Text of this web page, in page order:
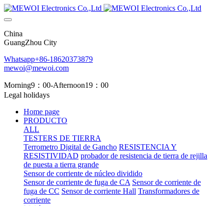
China
GuangZhou City
Whatsapp+86-18620373879
mewoi@mewoi.com
Morning9：00-Afternoon19：00
Legal holidays
Home page
PRODUCTO
ALL
TESTERS DE TIERRA
Terrometro Digital de Gancho RESISTENCIA Y
RESISTIVIDAD probador de resistencia de tierra de rejilla
de puesta a tierra grande
Sensor de corriente de núcleo dividido
Sensor de corriente de fuga de CA Sensor de corriente de
fuga de CC Sensor de corriente Hall Transformadores de
corriente